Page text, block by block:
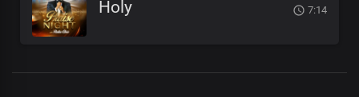
Holy 7:14